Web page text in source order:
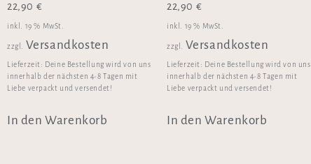
22,90 €
inkl. 19 % MwSt.
zzgl. Versandkosten
Lieferzeit: Deine Bestellung wird von uns
innerhalb der nächsten 4-8 Tagen mit
Liebe verpackt und versendet!
In den Warenkorb
22,90 €
inkl. 19 % MwSt.
zzgl. Versandkosten
Lieferzeit: Deine Bestellung wird von uns
innerhalb der nächsten 4-8 Tagen mit
Liebe verpackt und versendet!
In den Warenkorb